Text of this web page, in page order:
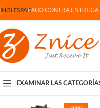
INGLESPAISPAGO CONTRA
EXAMINAR LAS